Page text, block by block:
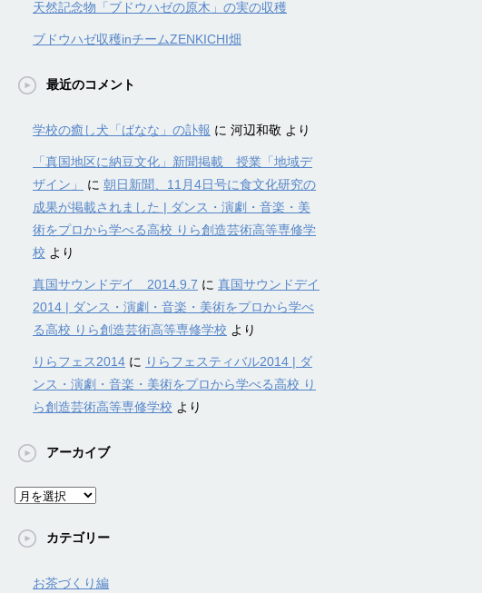
天然記念物「ブドウハゼの原木」の実の収穫
ブドウハゼ収穫inチームZENKICHI畑
最近のコメント
学校の癒し犬「ばなな」の訃報 に 河辺和敬 より
「真国地区に納豆文化」新聞掲載 授業「地域デ
ザイン」
に 朝日新聞、11月4日号に食文化研究の
成果が掲載されました | ダンス・演劇・音楽・美
術をプロから学べる高校 りら創造芸術高等専修学
校 より
真国サウンドデイ 2014.9.7 に 真国サウンドデイ
2014 | ダンス・演劇・音楽・美術をプロから学べ
る高校 りら創造芸術高等専修学校 より
りらフェス2014 に りらフェスティバル2014 | ダ
ンス・演劇・音楽・美術をプロから学べる高校 り
ら創造芸術高等専修学校 より
アーカイブ
ア
カ
カテゴリー
お茶づくり編